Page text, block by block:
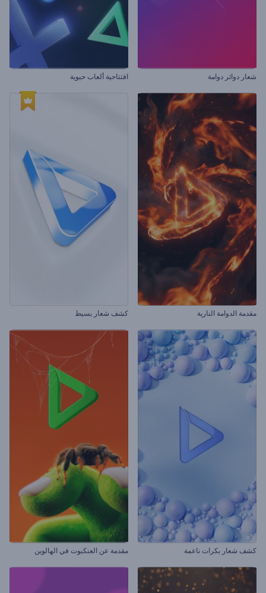
شعار دوائر دوامة افتتاحية ألعاب حيوية
مقدمة الدوامة النارية كشف شعار بسيط
كشف شعار بكرات ناعمة مقدمة عن العنكبوت في الهالوين